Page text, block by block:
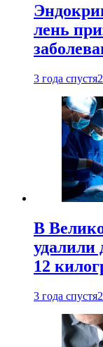
лень
3 года спустя
В
удалили
12
3 года спустя